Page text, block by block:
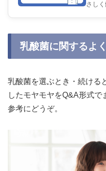
さしく
乳酸菌に関するよ
乳酸菌を選ぶとき・続ける
したモヤモヤをQ&A形式
参考にどうぞ。